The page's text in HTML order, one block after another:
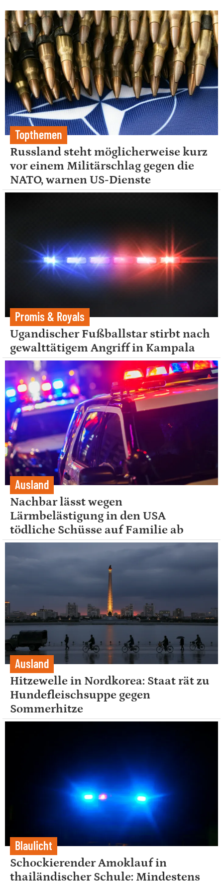
Topthemen
Russland steht möglicherweise kurz
vor einem Militärschlag gegen die
NATO, warnen US-Dienste
Promis & Royals
Ugandischer Fußballstar stirbt nach
gewalttätigem Angriff in Kampala
Ausland
Nachbar lässt wegen
Lärmbelästigung in den USA
tödliche Schüsse auf Familie ab
Ausland
Hitzewelle in Nordkorea: Staat rät zu
Hundefleischsuppe gegen
Sommerhitze
Blaulicht
Schockierender Amoklauf in
thailändischer Schule: Mindestens